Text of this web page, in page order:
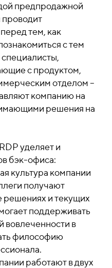
предпродажной
проводит
тем, как
с тем
с продуктом,
отделом –
компанию на
решения на
уделяет и
бэк-офиса:
культура компании
получают
решениях и текущих
поддерживать
вовлеченности в
философию
работают в двух